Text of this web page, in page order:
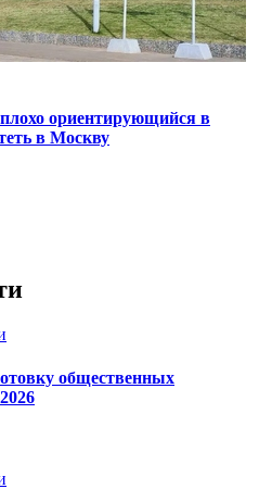
ориентирующийся в
в Москву
общественных